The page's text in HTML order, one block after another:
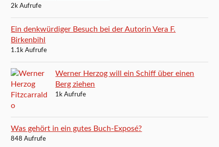
2k Aufrufe
Ein denkwürdiger Besuch bei der Autorin Vera F.
Birkenbihl
1.1k Aufrufe
Werner Herzog will ein Schiff über einen
Berg ziehen
1k Aufrufe
Was gehört in ein gutes Buch-Exposé?
848 Aufrufe